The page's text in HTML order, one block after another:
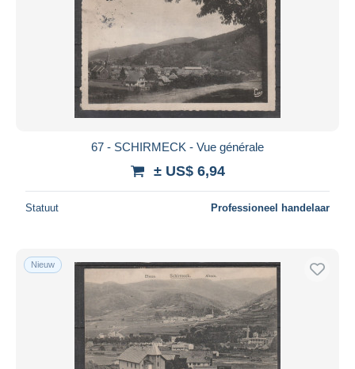
67 - SCHIRMECK - Vue générale
± US$ 6,94
Statuut Professioneel handelaar
Nieuw